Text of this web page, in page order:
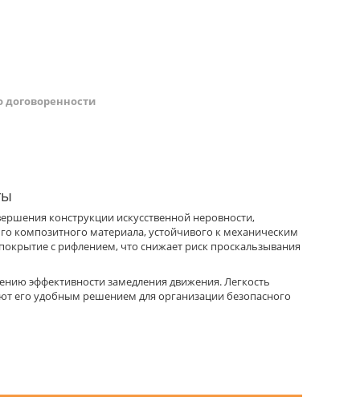
договоренности
конструкции искусственной неровности,
композитного материала, устойчивого к механическим
с рифлением, что снижает риск проскальзывания
эффективности замедления движения. Легкость
его удобным решением для организации безопасного